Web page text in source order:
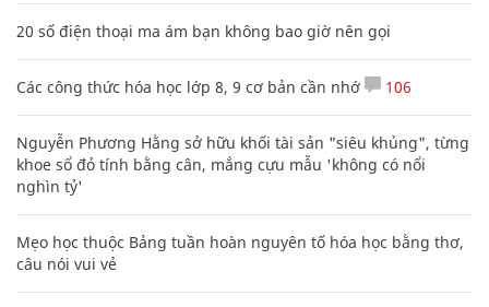
20 số điện thoại ma ám bạn không bao giờ nên gọi
Các công thức hóa học lớp 8, 9 cơ bản cần nhớ 106
Nguyễn Phương Hằng sở hữu khối tài sản "siêu khủng", từng
khoe sổ đỏ tính bằng cân, mắng cựu mẫu 'không có nổi
nghìn tỷ'
Mẹo học thuộc Bảng tuần hoàn nguyên tố hóa học bằng thơ,
câu nói vui vẻ